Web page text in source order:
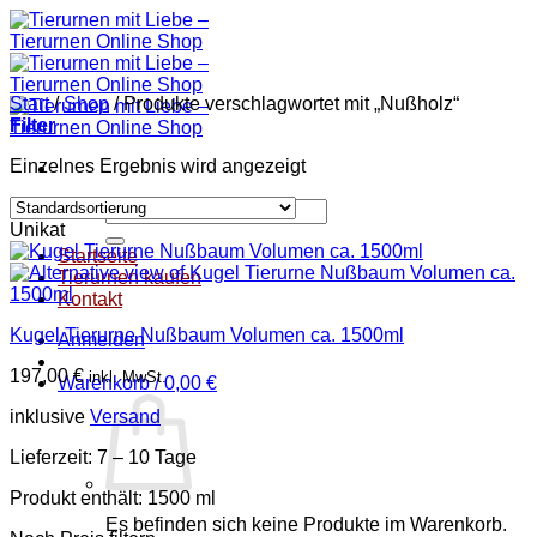
Zum
Inhalt
springen
Suchen
nach:
Startseite
Tierurnen kaufen
Kontakt
Anmelden
Warenkorb /0,00 €
Es befinden sich keine Produkte im Warenkorb.
Start / Shop /Produkte verschlagwortet mit „Nußholz“
Filter
Einzelnes Ergebnis wird angezeigt
Unikat
Kugel Tierurne Nußbaum Volumen ca. 1500ml
197,00€ inkl. MwSt.
inklusive Versand
Lieferzeit: 7 – 10 Tage
Produkt enthält: 1500 ml